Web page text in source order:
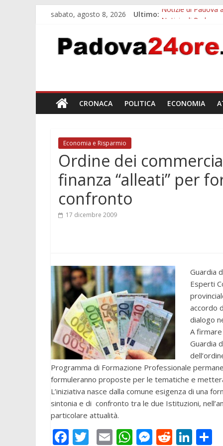
sabato, agosto 8, 2026 Ultimo: Notizie di Padova
Bando sicurezza
Sicurezza esodo
Bonus trasporto
CRONACA POLITICA ECONOMIA
Economia e Risparmio
Ordine dei
finanza “alleati” per
confronto
17 dicembre 2009
Guardia
Esperti
accordo
dialogo
A
Guardia
Programma di Formazione Professionale
formuleranno proposte per le tematiche e
L’iniziativa nasce dalla comune esigenza di una
sintonia e di confronto tra le due Istituzioni,
particolare attualità.
F T E W M R Li